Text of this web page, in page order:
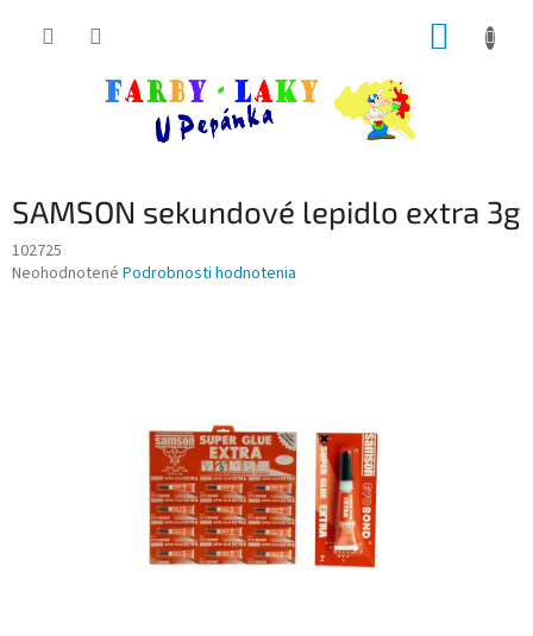
SAMSON sekundové lepidlo extra 3g
102725
Priemerné
Neohodnotené Podrobnosti hodnotenia